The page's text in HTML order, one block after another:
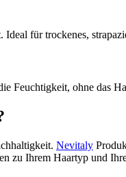
für trockenes,
Feuchtigkeit, ohne das
Nevitaly
zu Ihrem Haartyp und